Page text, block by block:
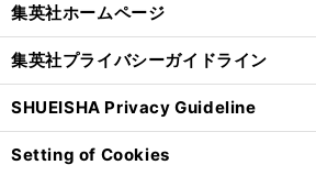
集英社ホームページ
集英社プライバシーガイドライン
SHUEISHA Privacy Guideline
Setting of Cookies